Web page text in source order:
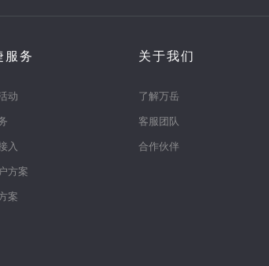
服务
动
入
方案
案
关于我们
了解万岳
客服团队
合作伙伴